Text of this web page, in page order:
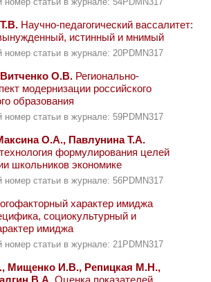
номер статьи в журнале: 54PDMN317
Научно-педагогический вассалитет:
истинный и мнимый
номер статьи в журнале: 20PDMN317
О.В. Регионально-
модернизации российского
образования
номер статьи в журнале: 59PDMN317
О.А., Павлунина Т.А.
формулирования целей
школьников экономике
номер статьи в журнале: 56PDMN317
характер имиджа
социокультурный и
имиджа
номер статьи в журнале: 21PDMN317
Мищенко И.В., Репицкая М.Н.,
В.А. Оценка показателей